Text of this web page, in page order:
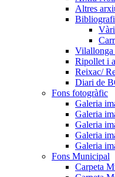
Altres
Vilallonga
Ripollet i
Reixac/
Diari de
Fons fotogràfic
Galeria
Galeria
Galeria
Galeria
Galeria
Fons Municipal
Carpeta